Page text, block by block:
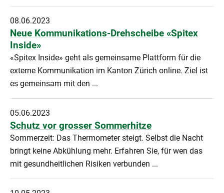
08.06.2023
Neue Kommunikations-Drehscheibe «Spitex
Inside»
«Spitex Inside» geht als gemeinsame Plattform für die
externe Kommunikation im Kanton Zürich online. Ziel ist
es gemeinsam mit den ...
05.06.2023
Schutz vor grosser Sommerhitze
Sommerzeit: Das Thermometer steigt. Selbst die Nacht
bringt keine Abkühlung mehr. Erfahren Sie, für wen das
mit gesundheitlichen Risiken verbunden ...